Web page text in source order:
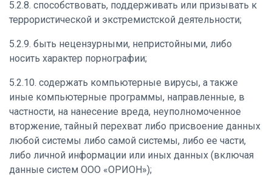
5.2.8. способствовать, поддерживать или призывать к
террористической и экстремистской деятельности;
5.2.9. быть нецензурными, непристойными, либо
носить характер порнографии;
5.2.10. содержать компьютерные вирусы, а также
иные компьютерные программы, направленные, в
частности, на нанесение вреда, неуполномоченное
вторжение, тайный перехват либо присвоение данных
любой системы либо самой системы, либо ее части,
либо личной информации или иных данных (включая
данные систем ООО «ОРИОН»);